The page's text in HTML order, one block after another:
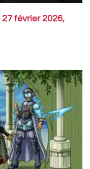
février 2026,